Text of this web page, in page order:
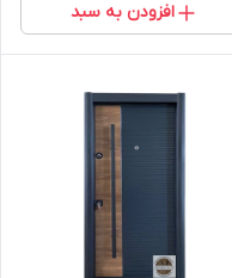
افزودن به سبد